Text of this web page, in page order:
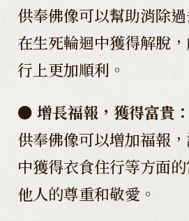
供奉佛像可以幫助消除
在生死輪迴中獲得解脫
行上更加順利。
● 增長福報，獲得富貴：
供奉佛像可以增加福報
中獲得衣食住行等方面
他人的尊重和敬愛。